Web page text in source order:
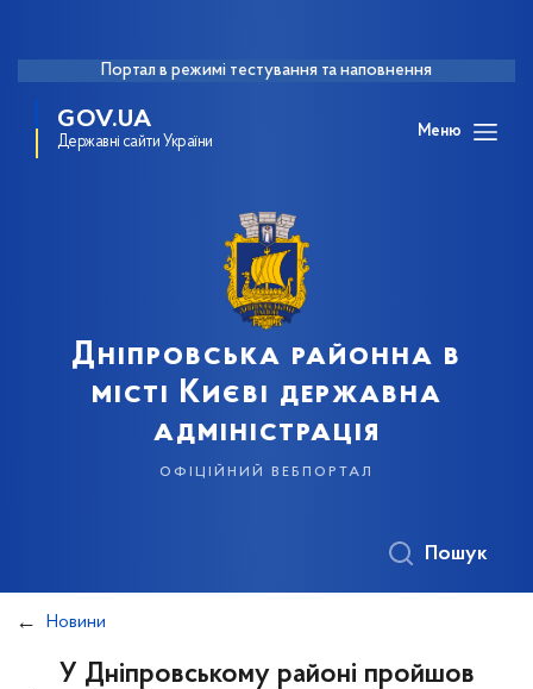
Портал в режимі тестування та наповнення
GOV.UA
Державні сайти України
Меню
Дніпровська районна в
місті Києві державна
адміністрація
офіційний вебпортал
Пошук
Новини
У Дніпровському районі пройшов